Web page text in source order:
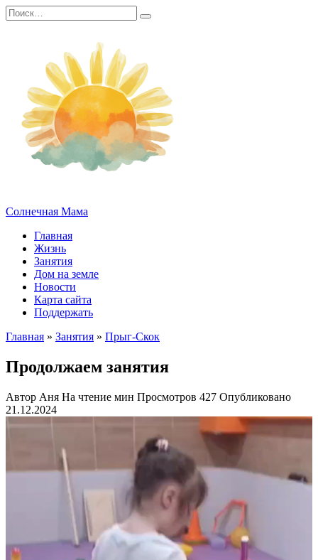
Перейти
к
Search
for:
Солнечная Мама
Главная
Жизнь
Занятия
Дом на земле
Новости
Карта сайта
Поддержать
Главная » Занятия » Прыг-Скок
Продолжаем занятия
Автор Аня На чтение мин Просмотров 427 Опубликовано
21.12.2024